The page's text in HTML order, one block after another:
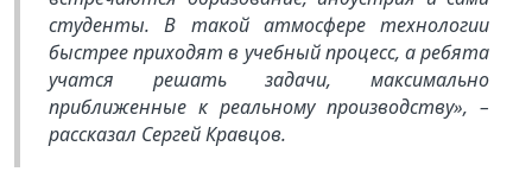
студенты. В такой атмосфере технологии
быстрее приходят в учебный процесс, а ребята
учатся решать задачи, максимально
приближенные к реальному производству», –
рассказал Сергей Кравцов.